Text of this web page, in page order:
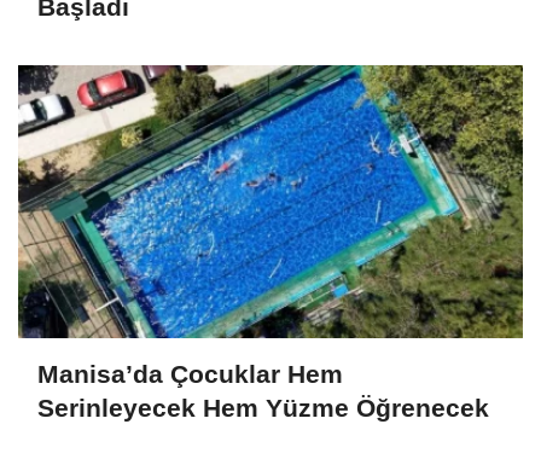
Başladı
Manisa’da Çocuklar Hem
Serinleyecek Hem Yüzme Öğrenecek